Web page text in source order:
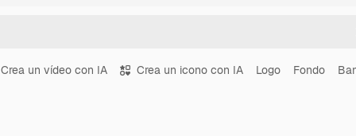
Crea un vídeo con IA Crea un icono con IA Logo Fondo